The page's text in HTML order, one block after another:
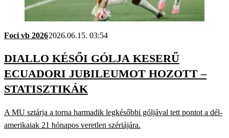
Foci vb 20262026.06.15. 03:54
DIALLO KÉSŐI GÓLJA KESERŰ
ECUADORI JUBILEUMOT HOZOTT –
STATISZTIKÁK
A MU sztárja a torna harmadik legkésőbbi góljával tett pontot a dél-
amerikaiak 21 hónapos veretlen szériájára.